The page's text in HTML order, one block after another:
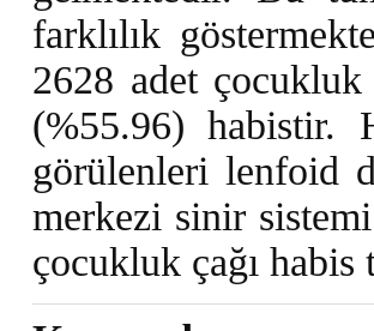
farklılık
2628 adet
(%55.96) habistir.
görülenleri lenfoid
merkezi sinir
çocukluk çağı